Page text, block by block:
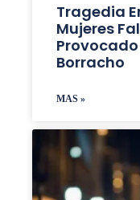
Tragedia
Mujeres
Borracho
MAS »